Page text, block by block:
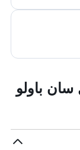
سان باولو